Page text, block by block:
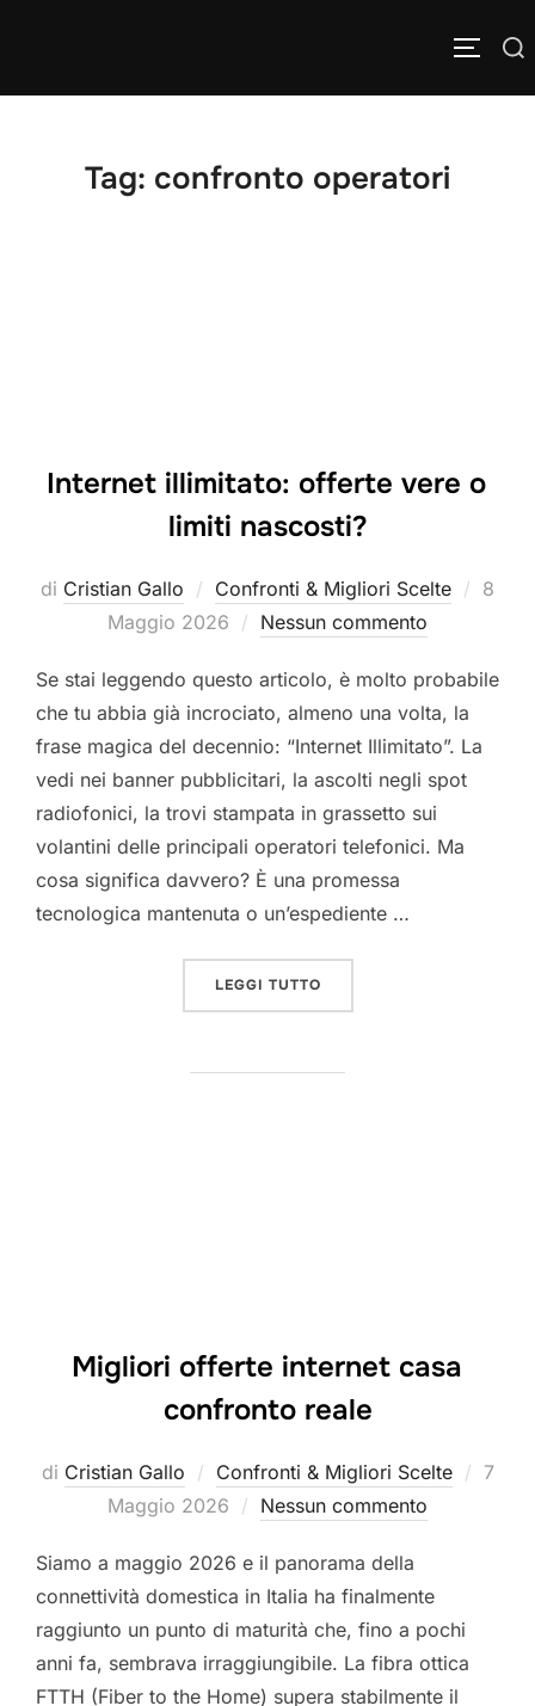
Cerca APRI/
Tag: confronto operatori
Internet illimitato: offerte vere o
limiti nascosti?
di Cristian Gallo Confronti & Migliori Scelte
8
Maggio 2026
Nessun commento
Se stai leggendo questo articolo, è molto probabile
che tu abbia già incrociato, almeno una volta, la
frase magica del decennio: “Internet Illimitato”. La
vedi nei banner pubblicitari, la ascolti negli spot
radiofonici, la trovi stampata in grassetto sui
volantini delle principali operatori telefonici. Ma
cosa significa davvero? È una promessa
tecnologica mantenuta o un’espediente …
LEGGI TUTTO“INTERNET ILLIMITATO:
Migliori offerte internet casa
confronto reale
di Cristian Gallo Confronti & Migliori Scelte
7
Maggio 2026
Nessun commento
Siamo a maggio 2026 e il panorama della
connettività domestica in Italia ha finalmente
raggiunto un punto di maturità che, fino a pochi
anni fa, sembrava irraggiungibile. La fibra ottica
FTTH (Fiber to the Home) supera stabilmente il